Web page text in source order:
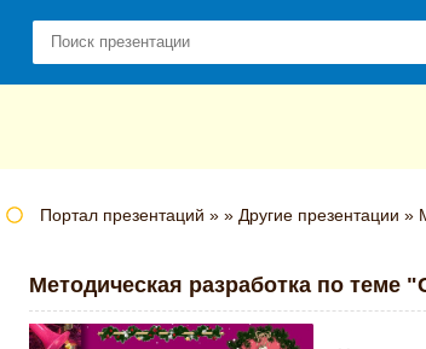
Портал презентаций » » Другие презентации »
Методическая разработка по теме